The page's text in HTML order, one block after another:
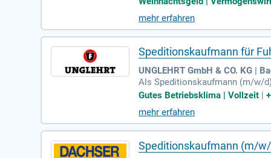
erstützen die
ion von Prozessen durch
mehr erfahren
Speditionskaufmann für
UNGLEHRT GmbH & CO. KG |
Als Speditionskaufmann (m/w/
rt. Zu Ihren Aufgaben gehört die
eren Sie, dass alle stets
Werden Sie Teil unseres Teams
Gutes Betriebsklima | Vollzeit |
mehr erfahren
Speditionskaufmann (m/